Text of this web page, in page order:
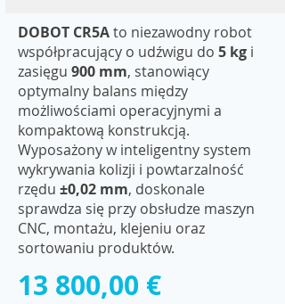
DOBOT CR5Ato niezawodny robot
współpracujący o udźwigu do 5 kg i
zasięgu 900 mm, stanowiący
optymalny balans między
możliwościami operacyjnymi a
kompaktową konstrukcją.
Wyposażony w inteligentny system
wykrywania kolizji i powtarzalność
rzędu ±0,02 mm, doskonale
sprawdza się przy obsłudze maszyn
CNC, montażu, klejeniu oraz
sortowaniu produktów.
13 800,00 €